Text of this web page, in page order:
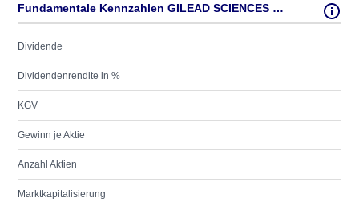
Fundamentale Kennzahlen GILEAD SCIENCES CDR O.N.
Dividende
Dividendenrendite in %
KGV
Gewinn je Aktie
Anzahl Aktien
Marktkapitalisierung